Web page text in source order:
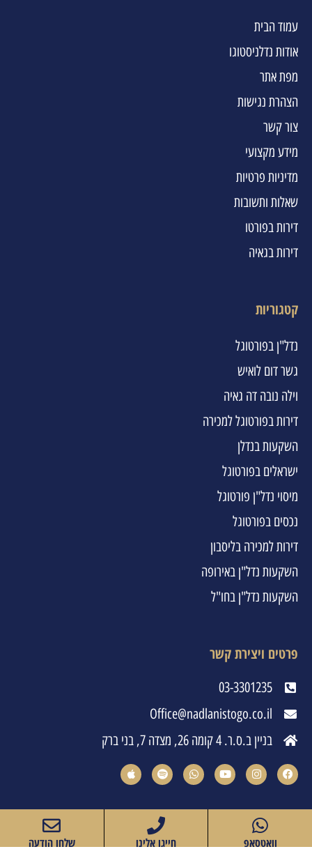
עמוד הבית
אודות נדלניסטוגו
מפת אתר
הצהרת נגישות
צור קשר
מידע מקצועי
מדיניות פרטיות
שאלות ותשובות
דירות בפורטו
דירות בגאיה
קטגוריות
נדל"ן בפורטוגל
גשר דום לואיש
וילה נובה דה גאיה
דירות בפורטוגל למכירה
השקעות בנדלן
ישראלים בפורטוגל
מיסוי נדל"ן פורטוגל
נכסים בפורטוגל
דירות למכירה בליסבון
השקעות נדל"ן באירופה
השקעות נדל"ן בחו"ל
פרטים ויצירת קשר
03-3301235
Office@nadlanistogo.co.il
בניין ב.ס.ר. 4 קומה 26, מצדה 7, בני ברק
וואטסאפ חייגו אלינו שלחו הודעה